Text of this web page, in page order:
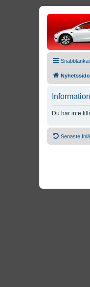
Snabblänkar
Information
Du har inte
Senaste